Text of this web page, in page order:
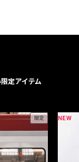
フォーカスブランド
定アイテム
限定 NEW